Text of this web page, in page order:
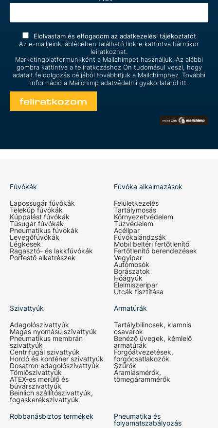
Elolvastam és elfogadom az adatkezelési tájékoztatót
Az e-mailjeink láblécében található linkre kattintva bármikor
leiratkozhat.
Marketingplatformunkként a Mailchimpet használjuk. Az alábbi
gombra kattintva a feliratkozáshoz Ön tudomásul veszi, hogy
adatait feldolgozás céljából továbbítjuk a Mailchimphez. További
információ a Mailchimp adatvédelmi gyakorlatáról itt.
Fúvókák
Lapossugár fúvókák
Telekúp fúvókák
Kúppalást fúvókák
Tűsugár fúvókák
Pneumatikus fúvókák
Levegőfúvókák
Légkések
Ragasztó- és lakkfúvókák
Porfestő alkatrészek
Fúvóka alkalmazások
Felületkezelés
Tartálymosás
Környezetvédelem
Tűzvédelem
Acélipar
Fúvókalándzsák
Mobil beltéri fertőtlenítő
Fertőtlenítő berendezések
Vegyipar
Autómosók
Borászatok
Hóágyúk
Élelmiszeripar
Utcák tisztítása
Szivattyúk
Adagolószivattyúk
Magas nyomású szivattyúk
Pneumatikus membrán
szivattyúk
Centrifugál szivattyúk
Hordó és konténer szivattyúk
Dosatron adagolószivattyúk
Tömlőszivattyúk
ATEX-es merülő és
búvárszivattyúk
Beinlich szállítószivattyúk,
fogaskerékszivattyúk
Armatúrák
Tartálybilincsek, klamnis
csavarok
Benéző üvegek, kémlelő
armatúrák
Forgóátvezetések,
forgócsatlakozók
Szűrők
Áramlásmérők,
tömegárammérők
Robbanásbiztos termékek
Pneumatika és
folyamatszabályozás